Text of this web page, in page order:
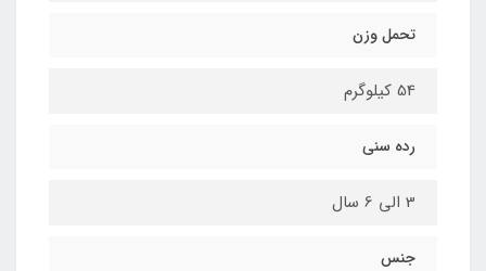
تحمل وزن
54 کیلوگرم
رده سنی
3 الی 6 سال
جنس